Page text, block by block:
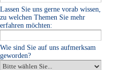
Lassen Sie uns gerne vorab wissen,
zu welchen Themen Sie mehr
erfahren möchten:
Wie sind Sie auf uns aufmerksam
geworden?